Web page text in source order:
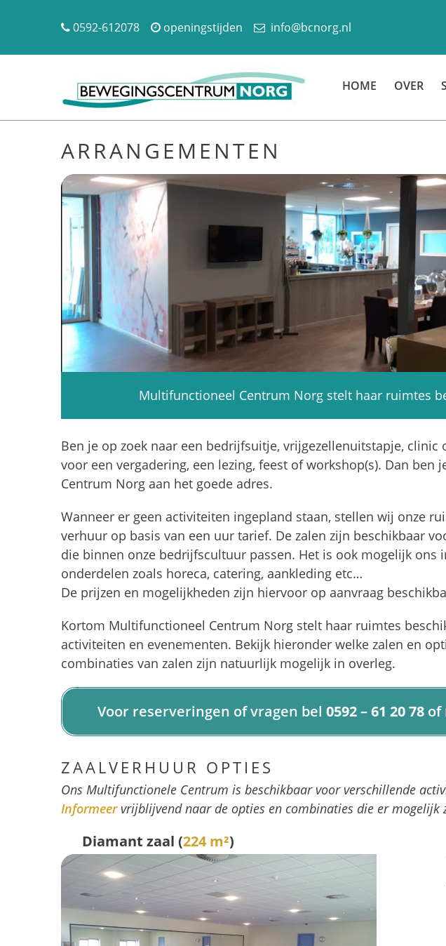
0592-612078 openingstijden info@bcnorg.nl
HOME OVER
ARRANGEMENTEN
Multifunctioneel Centrum Norg stelt haar ruimtes
Ben je op zoek naar een bedrijfsuitje, vrijgezellenuitstapje, clinic
voor een vergadering, een lezing, feest of workshop(s). Dan ben
Centrum Norg aan het goede adres.
Wanneer er geen activiteiten ingepland staan, stellen wij onze
verhuur op basis van een uur tarief. De zalen zijn beschikbaar
die binnen onze bedrijfscultuur passen. Het is ook mogelijk ons
onderdelen zoals horeca, catering, aankleding etc…
De prijzen en mogelijkheden zijn hiervoor op aanvraag
Kortom Multifunctioneel Centrum Norg stelt haar ruimtes
activiteiten en evenementen. Bekijk hieronder welke zalen en
combinaties van zalen zijn natuurlijk mogelijk in overleg.
Voor reserveringen of vragen bel0592 – 61 20 78 of
ZAALVERHUUR OPTIES
Ons Multifunctionele Centrum is beschikbaar voor verschillende
Informeervrijblijvend naar de opties en combinaties die er mogelijk
Diamant zaal (224 m²)